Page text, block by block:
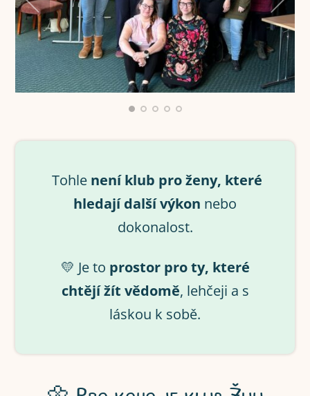
Tohle není klub pro ženy, které
hledají další výkon nebo
dokonalost.
💛 Je to prostor pro ty, které
chtějí žít vědomě, lehčeji a s
láskou k sobě.